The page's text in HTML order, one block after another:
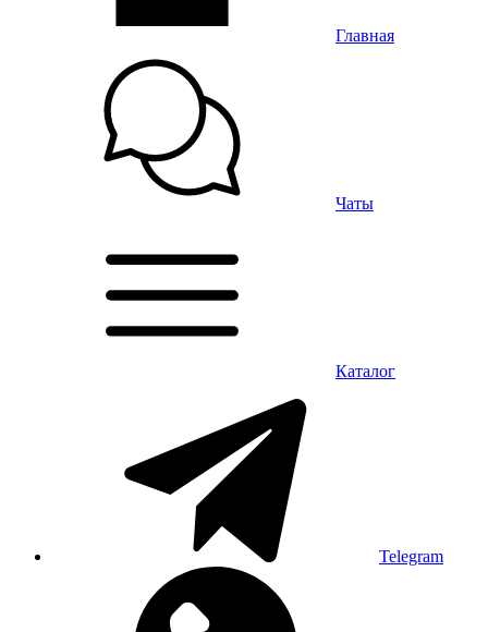
Главная
Чаты
Каталог
Telegram